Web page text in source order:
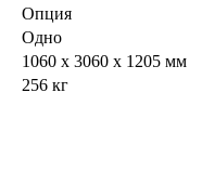
Опция
Одно
1060 х 3060 х 1205 мм
256 кг